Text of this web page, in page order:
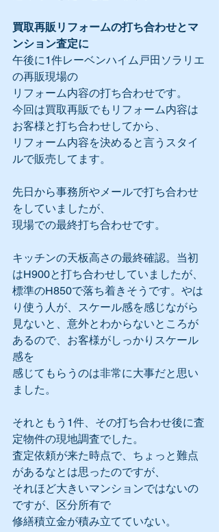
買取再販リフォームの打ち合わせとマ
ンション査定に
午後に1件レーベンハイム戸田ソラリエ
の再販現場の
リフォーム内容の打ち合わせです。
今回は買取再販でもリフォーム内容は
お客様と打ち合わせしてから、
リフォーム内容を決めると言うスタイ
ルで販売してます。
先日から事務所やメールで打ち合わせ
をしていましたが、
現場での最終打ち合わせです。
キッチンの天板高さの最終確認。当初
はH900と打ち合わせしていましたが、
標準のH850で落ち着きそうです。やは
り使う人が、スケール感を感じながら
見ないと、意外とわからないところが
あるので、お客様がしっかりスケール
感を
感じてもらうのは非常に大事だと思い
ました。
それともう1件、その打ち合わせ後に査
定物件の現地調査でした。
査定依頼が来た時点で、ちょっと難点
があるなとは思ったのですが、
それほど大きいマンションではないの
ですが、区分所有で
修繕積立金が積み立てていない。